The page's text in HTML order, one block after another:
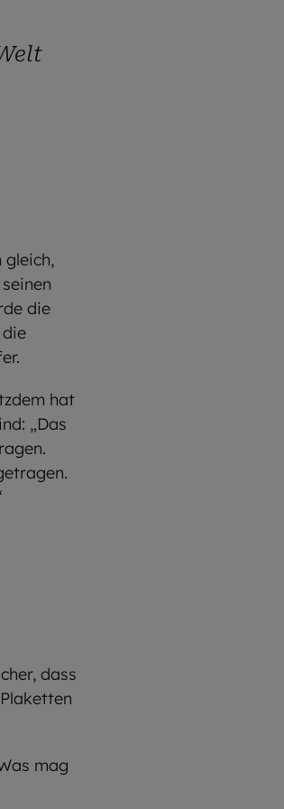
gleich,
die
hat
„Das
dass
mag